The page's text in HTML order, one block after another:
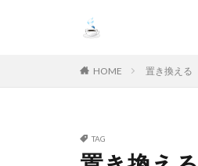
HOME 置き換える
TAG